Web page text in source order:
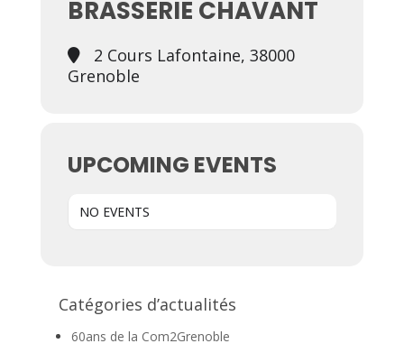
BRASSERIE CHAVANT
2 Cours Lafontaine, 38000
Grenoble
UPCOMING EVENTS
NO EVENTS
Catégories d’actualités
60ans de la Com2Grenoble